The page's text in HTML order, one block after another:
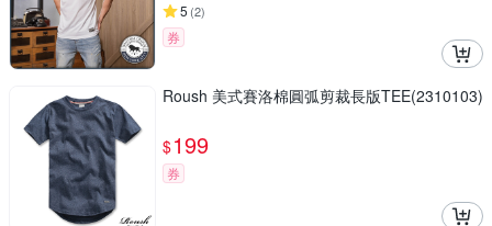
5 (2)
券
Roush 美式賽洛棉圓弧剪裁長版TEE(2310103)
$199
券